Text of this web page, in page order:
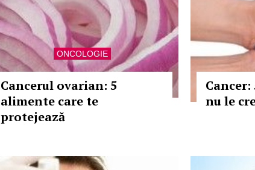
ONCOLOGIE
Cancerul ovarian: 5
alimente care te
protejează
nu le